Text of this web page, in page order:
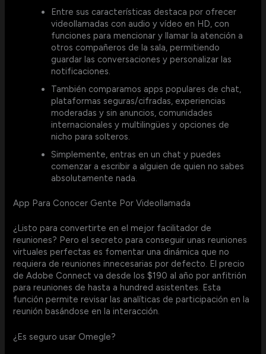
Entre sus características destaca por ofrecer
videollamadas con audio y vídeo en HD, con
funciones para mencionar y llamar la atención a
otros compañeros de la sala, permitiendo
guardar las conversaciones y personalizar las
notificaciones.
También comparamos apps populares de chat,
plataformas seguras/cifradas, experiencias
moderadas y sin anuncios, comunidades
internacionales y multilingües y opciones de
nicho para solteros.
Simplemente, entras en un chat y puedes
comenzar a escribir a alguien de quien no sabes
absolutamente nada.
App Para Conocer Gente Por Videollamada
¿Listo para convertirte en el mejor facilitador de
reuniones? Pero el secreto para conseguir unas reuniones
virtuales perfectas es fomentar una dinámica que no
requiera de reuniones innecesarias por defecto. El precio
de Adobe Connect va desde los $190 al año por anfitrión
para reuniones de hasta a hundred asistentes. Esta
función permite revisar las analíticas de participación en la
reunión basándose en la interacción.
¿Es seguro usar Omegle?